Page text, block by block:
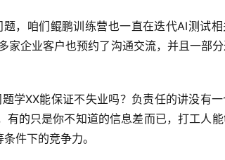
，咱们鲲鹏训练营也一直在迭代AI测试相
家企业客户也预约了沟通交流，并且一部
学XX能保证不失业吗？负责任的讲没有
的只是你不知道的信息差而已，打工人
件下的竞争力。